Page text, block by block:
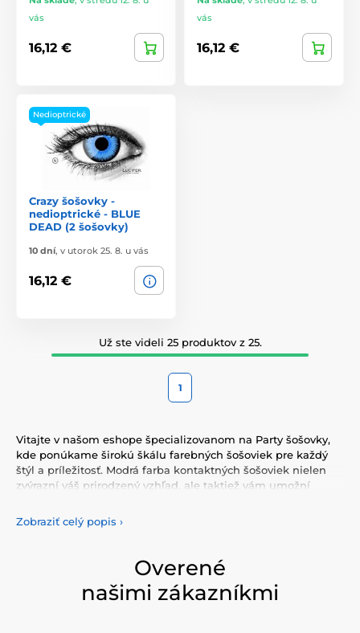
vás
16,12 €
vás
16,12 €
Nedioptrické
Crazy šošovky -
nedioptrické - BLUE
DEAD (2 šošovky)
10 dní, v utorok 25. 8. u vás
16,12 €
Už ste videli 25 produktov z 25.
1
Vitajte v našom eshope špecializovanom na Party šošovky,
kde ponúkame širokú škálu farebných šošoviek pre každý
štýl a príležitosť. Modrá farba kontaktných šošoviek nielen
zvýrazní váš prirodzený vzhľad, ale taktiež vám umožní
pestrej ponuky farebných šošoviek, ktoré vám poskytnú
komfort a bezpečnosť po celý deň. Pridajte do svojho života
najvyššie štandardy kvality a pohodlia.
Zobraziť celý popis ›
Overené
našimi zákazníkmi